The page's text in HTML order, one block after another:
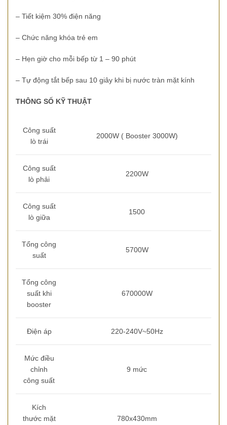
– Tiết kiệm 30% điện năng
– Chức năng khóa trẻ em
– Hẹn giờ cho mỗi bếp từ 1 – 90 phút
– Tự động tắt bếp sau 10 giây khi bị nước tràn mặt kính
THÔNG SỐ KỸ THUẬT
Công suất
lò trái
2000W ( Booster 3000W)
Công suất
lò phải
2200W
Công suất
lò giữa
1500
Tổng công
suất
5700W
Tổng công
suất khi
booster
670000W
Điện áp 220-240V~50Hz
Mức điều
chỉnh
công suất
9 mức
Kích
thước mặt
780x430mm